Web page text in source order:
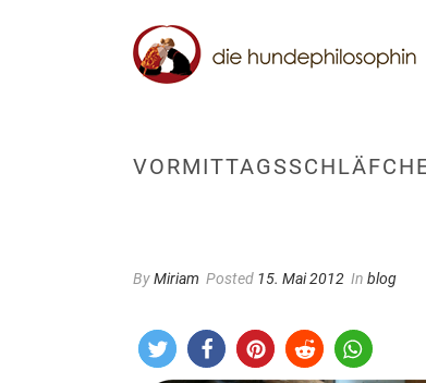
ByMiriam Posted 15. Mai 2012 In blog